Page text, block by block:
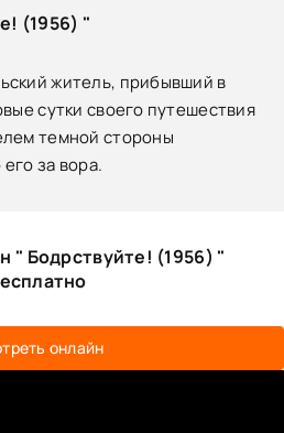
(1956) "
житель, прибывший в
сутки своего путешествия
темной стороны
за вора.
" Бодрствуйте! (1956) "
онлайн